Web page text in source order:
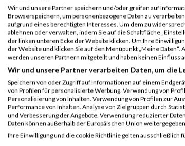
2023
Veranstaltung Stnr First Name
b2Run Bremen 2023
B2Run Bremen
377 Hannah
Einzelwertung weiblich
b2Run Bremen 2023
Teamwertung weiblich
377 Hannah
b2Run Bremen 2023 377 Hannah
Wir und unsere Partner speichern und/oder greifen auf
Browserspeichern, um personenbezogene Daten zu
aufgrund eines berechtigten Interesses. Um dem zu
ablehnen oder verwalten, indem Sie auf die Schaltfläche
der linken unteren Ecke der Website klicken. Um Ihre
der Website und klicken Sie auf den Menüpunkt „Meine
werden unseren Partnern mitgeteilt und haben keinen Einfluss
Wir und unsere Partner verarbeiten Daten, um die
Speichern von oder Zugriff auf Informationen auf einem
von Profilen für personalisierte Werbung. Verwendung von
Personalisierung von Inhalten. Verwendung von Profilen zur
Performance von Inhalten. Analyse von Zielgruppen durch
und Verbesserung der Angebote. Verwendung reduzierter
Daten können außerhalb der Europäischen Union
Ihre Einwilligung und die cookie Richtlinie gelten ausschließlich